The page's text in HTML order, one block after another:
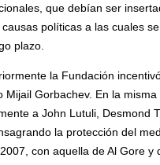
que debían ser
políticas a las cuales
plazo.
la Fundación
Gorbachev. En la
a John Lutuli, Desmond
la protección del
con aquella de Al Gore